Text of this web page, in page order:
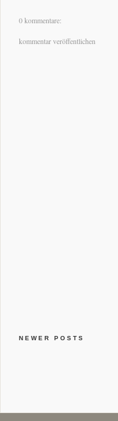
0 kommentare:
kommentar veröffentlichen
NEWER POSTS